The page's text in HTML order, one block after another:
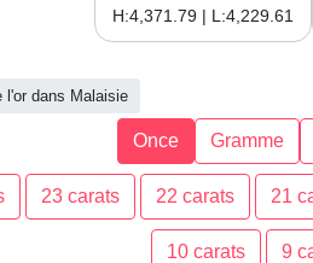
H:4,371.79 | L:4,229.61
l'or dans Malaisie
Once Gramme
23 carats 22 carats 21
10 carats 9